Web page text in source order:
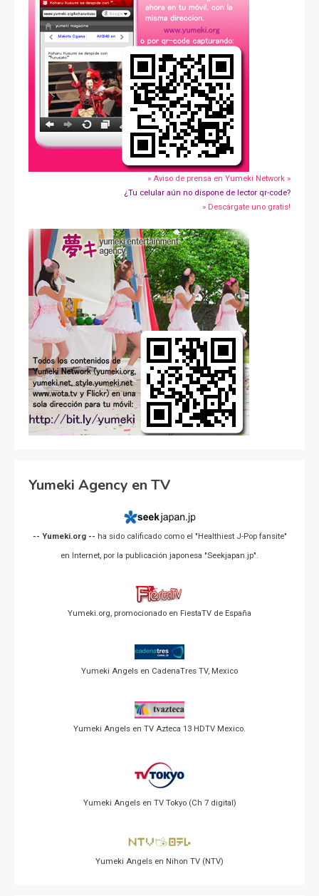
» Aviso de prensa en Yumeki Network »
¿Tu celular aún no dispone de lector qr-code?
» Descárgate uno gratis!
Yumeki Agency en TV
-- Yumeki.org -- ha sido calificado como el "Healthiest J-Pop fansite"
en Internet, por la publicación japonesa "Seekjapan.jp".
Yumeki.org, promocionado en FiestaTV de España
Yumeki Angels en CadenaTres TV, Mexico
Yumeki Angels en TV Azteca 13 HDTV Mexico.
Yumeki Angels en TV Tokyo (Ch 7 digital)
Yumeki Angels en Nihon TV (NTV)